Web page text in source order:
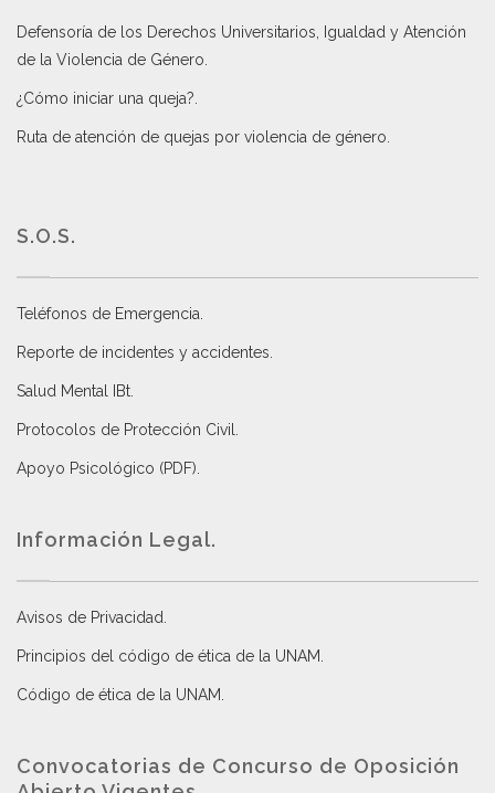
Defensoría de los Derechos Universitarios, Igualdad y Atención
de la Violencia de Género
¿Cómo iniciar una queja?
Ruta de atención de quejas por violencia de género
S.O.S.
Teléfonos de Emergencia.
Reporte de incidentes y accidentes
Salud Mental IBt
Protocolos de Protección Civil
Apoyo Psicológico (PDF)
Información Legal.
Avisos de Privacidad
Principios del código de ética de la UNAM
Código de ética de la UNAM
Convocatorias de Concurso de Oposición